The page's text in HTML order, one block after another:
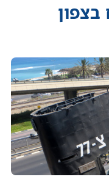
בצפון